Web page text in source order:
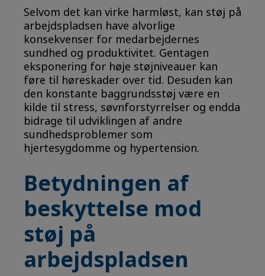
Selvom det kan virke harmløst, kan støj på
arbejdspladsen have alvorlige
konsekvenser for medarbejdernes
sundhed og produktivitet. Gentagen
eksponering for høje støjniveauer kan
føre til høreskader over tid. Desuden kan
den konstante baggrundsstøj være en
kilde til stress, søvnforstyrrelser og endda
bidrage til udviklingen af ​​andre
sundhedsproblemer som
hjertesygdomme og hypertension.
Betydningen af
beskyttelse mod
støj på
arbejdspladsen